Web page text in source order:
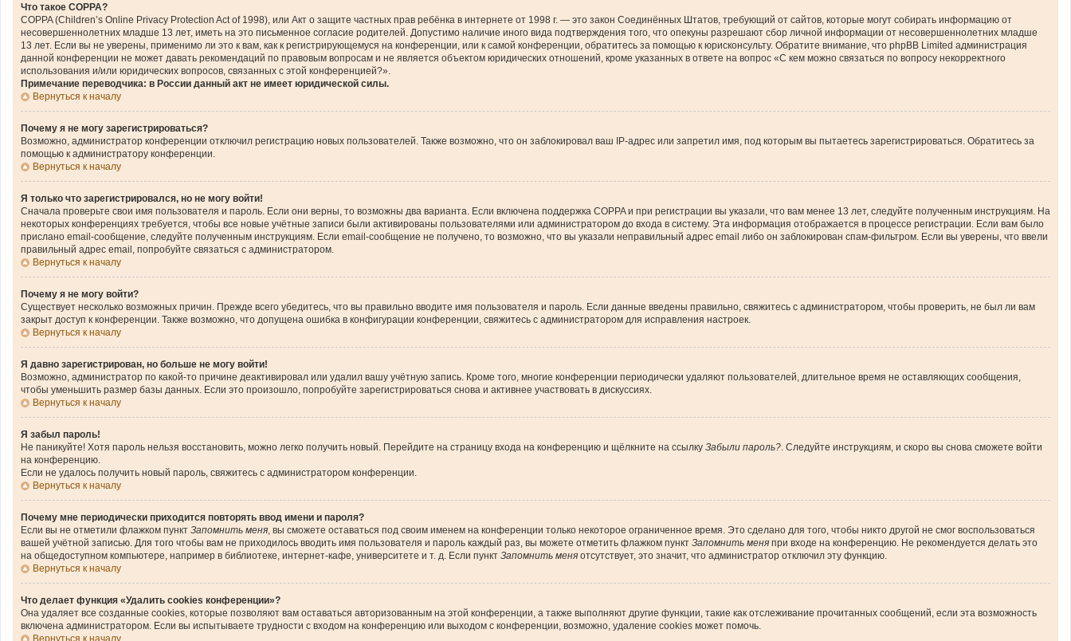
Что такое COPPA?
COPPA (Children’s Online Privacy Protection Act of 1998), или Акт о защите частных прав ребёнка в интернете от 1998 г. — это закон Соединённых Штатов, требующий от сайтов, которые могут собирать информацию от
несовершеннолетних младше 13 лет, иметь на это письменное согласие родителей. Допустимо наличие иного вида подтверждения того, что опекуны разрешают сбор личной информации от несовершеннолетних младше
13 лет. Если вы не уверены, применимо ли это к вам, как к регистрирующемуся на конференции, или к самой конференции, обратитесь за помощью к юрисконсульту. Обратите внимание, что phpBB Limited администрация
данной конференции не может давать рекомендаций по правовым вопросам и не является объектом юридических отношений, кроме указанных в ответе на вопрос «С кем можно связаться по вопросу некорректного
использования и/или юридических вопросов, связанных с этой конференцией?».
Примечание переводчика: в России данный акт не имеет юридической силы.
Вернуться к началу
Почему я не могу зарегистрироваться?
Возможно, администратор конференции отключил регистрацию новых пользователей. Также возможно, что он заблокировал ваш IP-адрес или запретил имя, под которым вы пытаетесь зарегистрироваться. Обратитесь за
помощью к администратору конференции.
Вернуться к началу
Я только что зарегистрировался, но не могу войти!
Сначала проверьте свои имя пользователя и пароль. Если они верны, то возможны два варианта. Если включена поддержка COPPA и при регистрации вы указали, что вам менее 13 лет, следуйте полученным инструкциям. На
некоторых конференциях требуется, чтобы все новые учётные записи были активированы пользователями или администратором до входа в систему. Эта информация отображается в процессе регистрации. Если вам было
прислано email-сообщение, следуйте полученным инструкциям. Если email-сообщение не получено, то возможно, что вы указали неправильный адрес email либо он заблокирован спам-фильтром. Если вы уверены, что ввели
правильный адрес email, попробуйте связаться с администратором.
Вернуться к началу
Почему я не могу войти?
Существует несколько возможных причин. Прежде всего убедитесь, что вы правильно вводите имя пользователя и пароль. Если данные введены правильно, свяжитесь с администратором, чтобы проверить, не был ли вам
закрыт доступ к конференции. Также возможно, что допущена ошибка в конфигурации конференции, свяжитесь с администратором для исправления настроек.
Вернуться к началу
Я давно зарегистрирован, но больше не могу войти!
Возможно, администратор по какой-то причине деактивировал или удалил вашу учётную запись. Кроме того, многие конференции периодически удаляют пользователей, длительное время не оставляющих сообщения,
чтобы уменьшить размер базы данных. Если это произошло, попробуйте зарегистрироваться снова и активнее участвовать в дискуссиях.
Вернуться к началу
Я забыл пароль!
Не паникуйте! Хотя пароль нельзя восстановить, можно легко получить новый. Перейдите на страницу входа на конференцию и щёлкните на ссылку Забыли пароль? . Следуйте инструкциям, и скоро вы снова сможете войти
на конференцию.
Если не удалось получить новый пароль, свяжитесь с администратором конференции.
Вернуться к началу
Почему мне периодически приходится повторять ввод имени и пароля?
Если вы не отметили флажком пункт Запомнить меня , вы сможете оставаться под своим именем на конференции только некоторое ограниченное время. Это сделано для того, чтобы никто другой не смог воспользоваться
вашей учётной записью. Для того чтобы вам не приходилось вводить имя пользователя и пароль каждый раз, вы можете отметить флажком пункт Запомнить меня при входе на конференцию. Не рекомендуется делать это
на общедоступном компьютере, например в библиотеке, интернет-кафе, университете и т. д. Если пункт Запомнить меня отсутствует, это значит, что администратор отключил эту функцию.
Вернуться к началу
Что делает функция «Удалить cookies конференции»?
Она удаляет все созданные cookies, которые позволяют вам оставаться авторизованным на этой конференции, а также выполняют другие функции, такие как отслеживание прочитанных сообщений, если эта возможность
включена администратором. Если вы испытываете трудности с входом на конференцию или выходом с конференции, возможно, удаление cookies может помочь.
Вернуться к началу